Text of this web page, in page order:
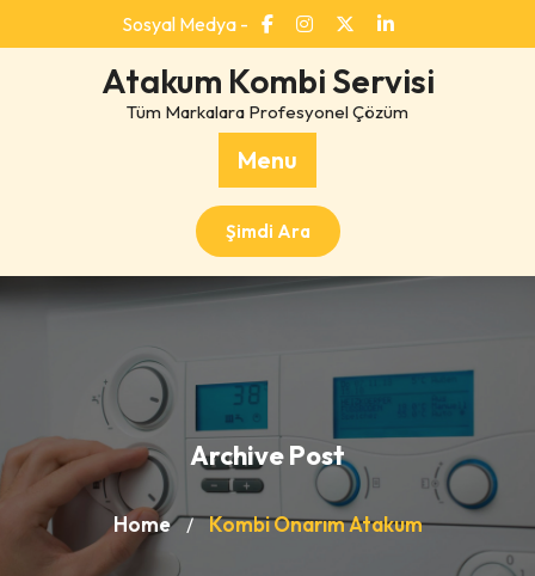
to
Sosyal Medya -
Atakum Kombi Servisi
Tüm Markalara Profesyonel Çözüm
Menu
Şimdi Ara
Archive Post
Home / Kombi Onarım Atakum